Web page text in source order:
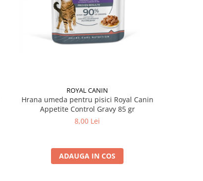
ROYAL CANIN
Hrana umeda pentru pisici Royal Canin
Appetite Control Gravy 85 gr
8,00 Lei
ADAUGA IN COS